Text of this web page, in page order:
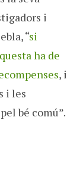
i
“si
ha de
, i
i les
bé comú”.